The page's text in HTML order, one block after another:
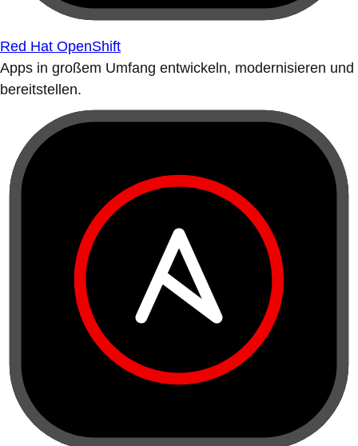
Red Hat OpenShift
Apps in großem Umfang entwickeln, modernisieren und
bereitstellen.